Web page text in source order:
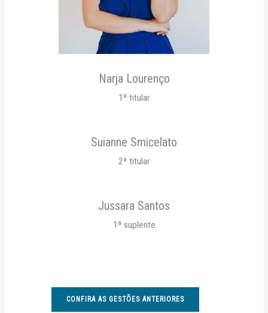
Narja Lourenço
1ª titular
Suianne Smicelato
2ª titular
Jussara Santos
1ª suplente
CONFIRA AS GESTÕES ANTERIORES